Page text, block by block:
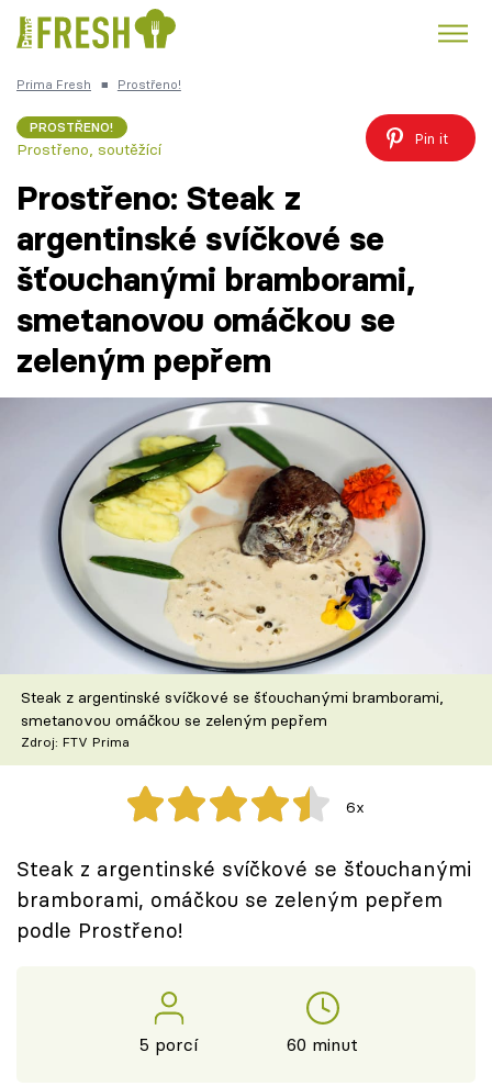
Česká kuchyně
Témata
Recepty
Články
TV Program
Škola vaření
Recepty z TV
Speciál: Cuketa
Těhotnej kuchař
Sledujte prima+
Přihlášení
Sledujte nás
Prima Fresh ■ Prostřeno!
PROSTŘENO!
Prostřeno, soutěžící
Pin it
Prostřeno: Steak z
argentinské svíčkové se
šťouchanými bramborami,
smetanovou omáčkou se
zeleným pepřem
Steak z argentinské svíčkové se šťouchanými bramborami,
smetanovou omáčkou se zeleným pepřem
Zdroj: FTV Prima
6x
Steak z argentinské svíčkové se šťouchanými
bramborami, omáčkou se zeleným pepřem
podle Prostřeno!
5 porcí 60 minut